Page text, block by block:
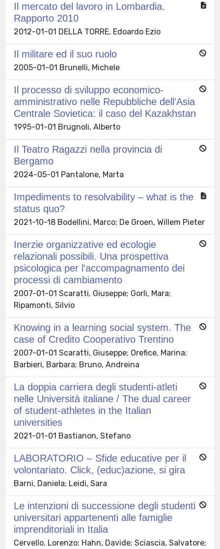
Il mercato del lavoro in Lombardia.
Rapporto 2010
2012-01-01 DELLA TORRE, Edoardo Ezio
Il militare ed il suo ruolo
2005-01-01 Brunelli, Michele
Il processo di sviluppo economico-
amministrativo nelle Repubbliche dell’Asia
Centrale Sovietica: il caso del Kazakhstan
1995-01-01 Brugnoli, Alberto
Il Teatro Ragazzi nella provincia di
Bergamo
2024-05-01 Pantalone, Marta
Impediments to resolvability – what is the
status quo?
2021-10-18 Bodellini, Marco; De Groen, Willem Pieter
Inerzie organizzative ed ecologie
relazionali possibili. Una prospettiva
psicologica per l’accompagnamento dei
processi di cambiamento
2007-01-01 Scaratti, Giuseppe; Gorli, Mara;
Ripamonti, Silvio
Knowing in a learning social system. The
case of Credito Cooperativo Trentino
2007-01-01 Scaratti, Giuseppe; Orefice, Marina;
Barbieri, Barbara; Bruno, Andreina
La doppia carriera degli studenti-atleti
nelle Università italiane / The dual career
of student-athletes in the Italian
universities
2021-01-01 Bastianon, Stefano
LABORATORIO – Sfide educative per il
volontariato. Click, (educ)azione, si gira
Barni, Daniela; Leidi, Sara
Le intenzioni di successione degli studenti
universitari appartenenti alle famiglie
imprenditoriali in Italia
Cervello, Lorenzo; Hahn, Davide; Sciascia, Salvatore;